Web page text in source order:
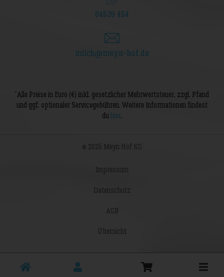
04639 454
milch@meyn-hof.de
*Alle Preise in Euro (€) inkl. gesetzlicher Mehrwertsteuer, zzgl. Pfand
und ggf. optionaler Servicegebühren. Weitere Informationen findest
du hier.
© 2026 Meyn Hof KG
Impressum
Datenschutz
AGB
Übersicht
Toggle